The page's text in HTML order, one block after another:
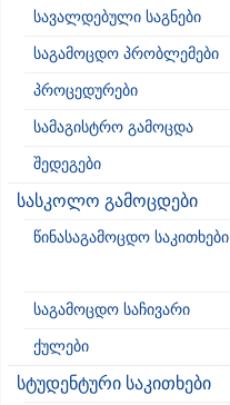
სავალდებული საგნები
საგამოცდო პრობლემები
პროცედურები
სამაგისტრო გამოცდა
შედეგები
სასკოლო გამოცდები
წინასაგამოცდო საკითხები
საგამოცდო საჩივარი
ქულები
სტუდენტური საკითხები